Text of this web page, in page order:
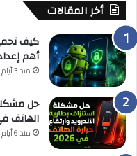
أخر المقالات
كيف
أهم
منذ 3 أيام
حل مشكلة
الهاتف في
منذ 6 أيام